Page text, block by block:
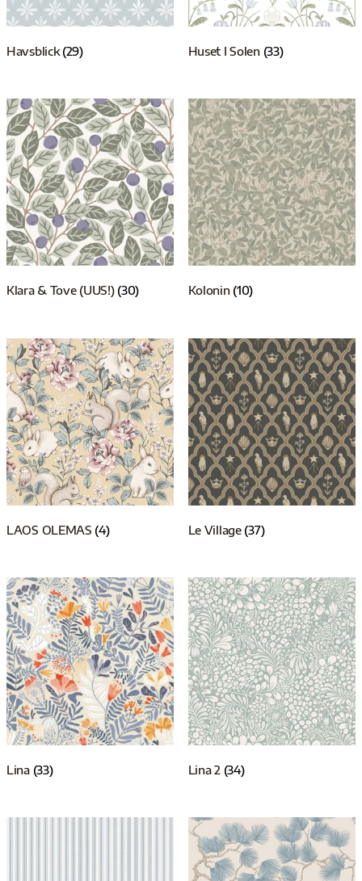
Havsblick (29) Huset I Solen (33)
Klara & Tove (UUS!) (30) Kolonin (10)
LAOS OLEMAS (4) Le Village (37)
Lina (33) Lina 2 (34)